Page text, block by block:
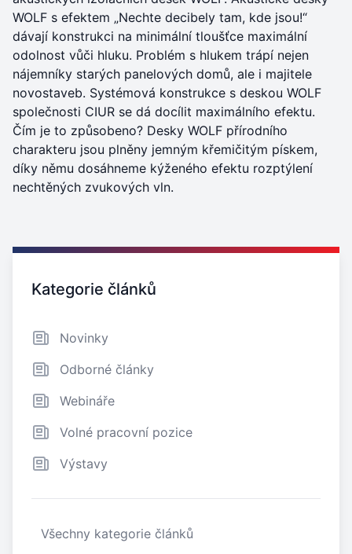
WOLF s efektem „Nechte decibely tam, kde jsou!“
dávají konstrukci na minimální tloušťce maximální
odolnost vůči hluku. Problém s hlukem trápí nejen
nájemníky starých panelových domů, ale i majitele
novostaveb. Systémová konstrukce s deskou WOLF
společnosti CIUR se dá docílit maximálního efektu.
Čím je to způsobeno? Desky WOLF přírodního
charakteru jsou plněny jemným křemičitým pískem,
díky němu dosáhneme kýženého efektu rozptýlení
nechtěných zvukových vln.
Zajímavé odkazy
Kategorie článků
Novinky
Odborné články
Webináře
Volné pracovní pozice
Výstavy
Všechny kategorie článků